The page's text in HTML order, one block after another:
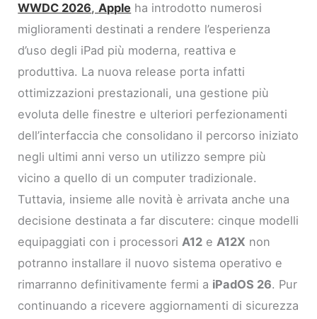
WWDC 2026,Apple ha introdotto numerosi
miglioramenti destinati a rendere l’esperienza
d’uso degli iPad più moderna, reattiva e
produttiva. La nuova release porta infatti
ottimizzazioni prestazionali, una gestione più
evoluta delle finestre e ulteriori perfezionamenti
dell’interfaccia che consolidano il percorso iniziato
negli ultimi anni verso un utilizzo sempre più
vicino a quello di un computer tradizionale.
Tuttavia, insieme alle novità è arrivata anche una
decisione destinata a far discutere: cinque modelli
equipaggiati con i processoriA12 eA12X non
potranno installare il nuovo sistema operativo e
rimarranno definitivamente fermi a iPadOS 26. Pur
continuando a ricevere aggiornamenti di sicurezza